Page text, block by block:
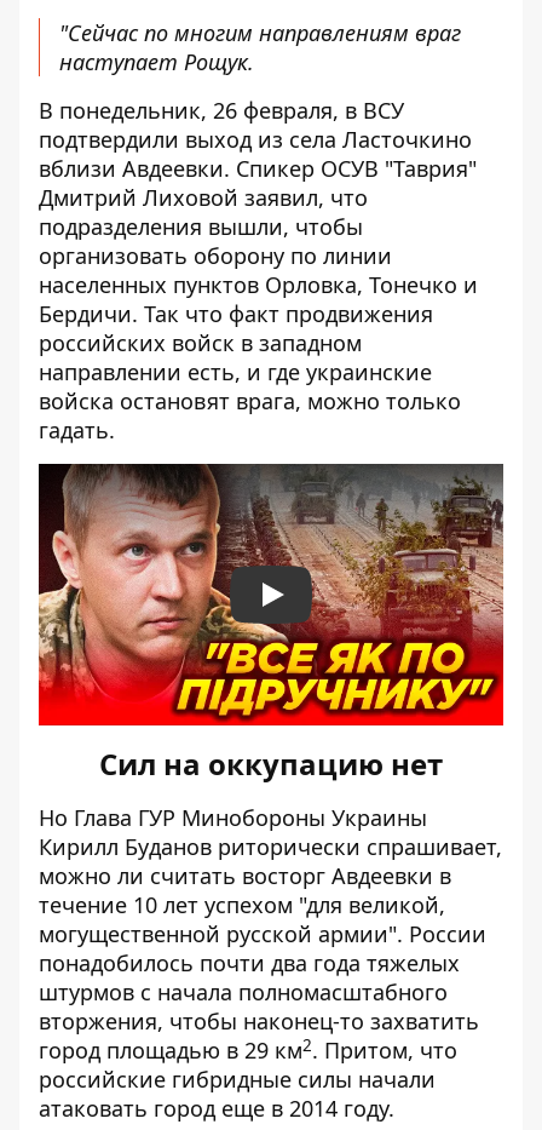
"Сейчаспо многим направлениям враг
наступает Рощук.
В понедельник, 26 февраля, в ВСУ
подтвердили выход из села Ласточкино
вблизи Авдеевки. Спикер ОСУВ "Таврия"
Дмитрий Лиховой заявил, что
подразделения вышли, чтобы
организовать оборону по линии
населенных пунктов Орловка, Тонечко и
Бердичи. Так что факт продвижения
российских войск в западном
направлении есть, и где украинские
войска остановят врага, можно только
гадать.
Play
Сил на оккупацию нет
Но Глава ГУР Минобороны Украины
Кирилл Буданов риторически спрашивает,
можно ли считать восторг Авдеевки в
течение 10 лет успехом "для великой,
могущественной русской армии". России
понадобилось почти два года тяжелых
штурмов с начала полномасштабного
вторжения, чтобы наконец-то захватить
город площадью в 29 км2. Притом, что
российские гибридные силы начали
атаковать город еще в 2014 году.